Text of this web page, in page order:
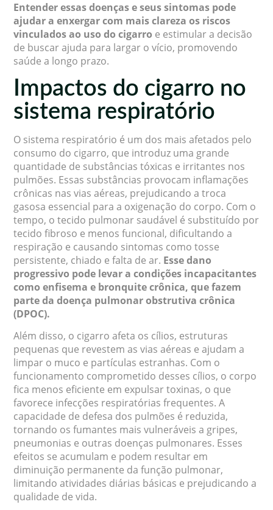
Entender essas doenças e seus sintomas pode
ajudar a enxergar com mais clareza os riscos
vinculados ao uso do cigarro e estimular a decisão
de buscar ajuda para largar o vício, promovendo
saúde a longo prazo.
Impactos do cigarro no
sistema respiratório
O sistema respiratório é um dos mais afetados pelo
consumo do cigarro, que introduz uma grande
quantidade de substâncias tóxicas e irritantes nos
pulmões. Essas substâncias provocam inflamações
crônicas nas vias aéreas, prejudicando a troca
gasosa essencial para a oxigenação do corpo. Com o
tempo, o tecido pulmonar saudável é substituído por
tecido fibroso e menos funcional, dificultando a
respiração e causando sintomas como tosse
persistente, chiado e falta de ar. Esse dano
progressivo pode levar a condições incapacitantes
como enfisema e bronquite crônica, que fazem
parte da doença pulmonar obstrutiva crônica
(DPOC).
Além disso, o cigarro afeta os cílios, estruturas
pequenas que revestem as vias aéreas e ajudam a
limpar o muco e partículas estranhas. Com o
funcionamento comprometido desses cílios, o corpo
fica menos eficiente em expulsar toxinas, o que
favorece infecções respiratórias frequentes. A
capacidade de defesa dos pulmões é reduzida,
tornando os fumantes mais vulneráveis a gripes,
pneumonias e outras doenças pulmonares. Esses
efeitos se acumulam e podem resultar em
diminuição permanente da função pulmonar,
limitando atividades diárias básicas e prejudicando a
qualidade de vida.